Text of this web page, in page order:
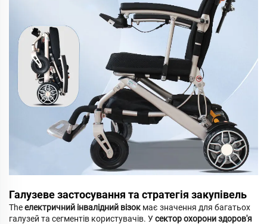
Галузеве застосування та стратегія закупівель
Theелектричний інвалідний візок має значення для багатьох
галузей та сегментів користувачів. Усектор охорони здоров'я